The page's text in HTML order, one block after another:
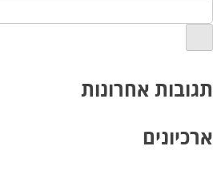
תגובות אחרונות
ארכיונים